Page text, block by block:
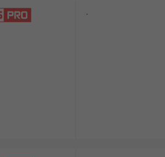
ブルと穴の接
造を持ってい
いて長期間の
-